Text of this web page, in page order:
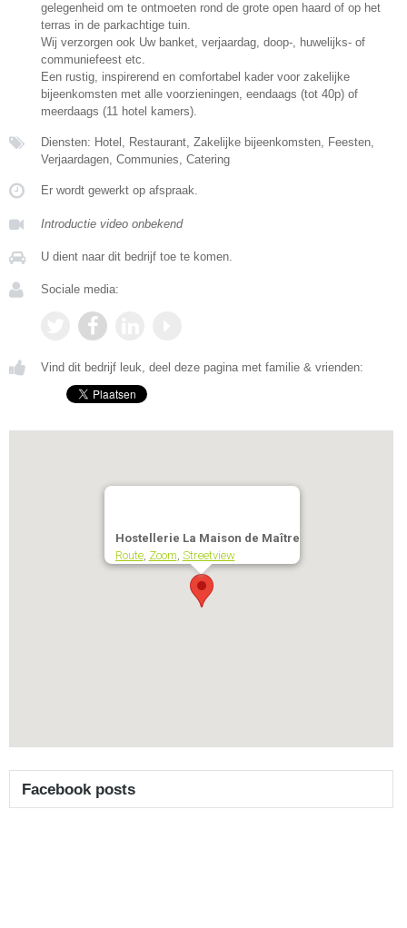
gelegenheid om te ontmoeten rond de grote open haard of op het
terras in de parkachtige tuin.
Wij verzorgen ook Uw banket, verjaardag, doop-, huwelijks- of
communiefeest etc.
Een rustig, inspirerend en comfortabel kader voor zakelijke
bijeenkomsten met alle voorzieningen, eendaags (tot 40p) of
meerdaags (11 hotel kamers).
Diensten: Hotel, Restaurant, Zakelijke bijeenkomsten, Feesten,
Verjaardagen, Communies, Catering
Er wordt gewerkt op afspraak.
Introductie video onbekend
U dient naar dit bedrijf toe te komen.
Sociale media:
Vind dit bedrijf leuk, deel deze pagina met familie & vrienden:
Hostellerie La Maison de Maître
Route, Zoom, Streetview
Facebook posts